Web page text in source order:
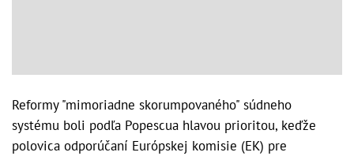
Reformy "mimoriadne skorumpovaného" súdneho
systému boli podľa Popescua hlavou prioritou, keďže
polovica odporúčaní Európskej komisie (EK) pre